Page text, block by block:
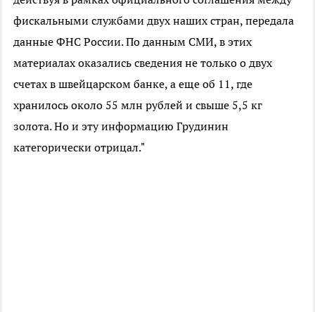
фискальными службами двух наших стран, передала
данные ФНС России. По данным СМИ, в этих
материалах оказались сведения не только о двух
счетах в швейцарском банке, а еще об 11, где
хранилось около 55 млн рублей и свыше 5,5 кг
золота. Но и эту информацию Грудинин
категорически отрицал."